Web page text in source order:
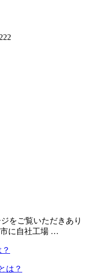
をご覧いただきあり
に自社工場 …
は？